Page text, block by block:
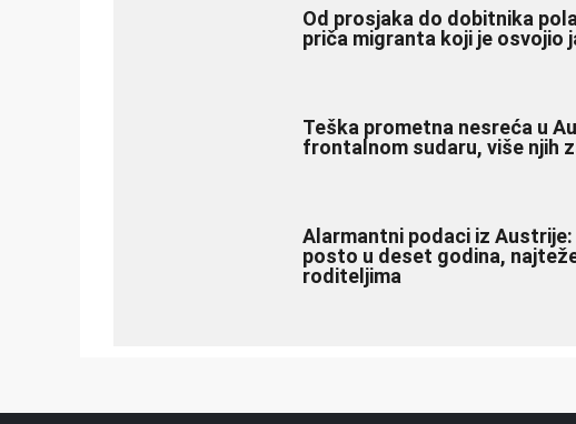
Od prosjaka do dobitnika
priča migranta koji je osvojio
Teška prometna nesreća u
frontalnom sudaru, više njih
Alarmantni podaci iz
posto u deset godina,
roditeljima